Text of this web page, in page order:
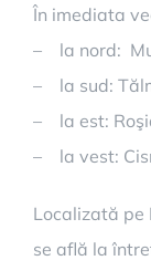
În imediata
– la nord:
– la sud:
– la est:
– la vest:
Localizată pe
se află la